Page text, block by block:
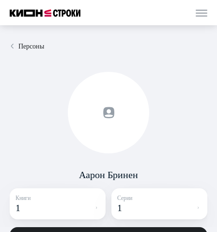
Персоны
Аарон Бринен
Книги
1
Серии
1